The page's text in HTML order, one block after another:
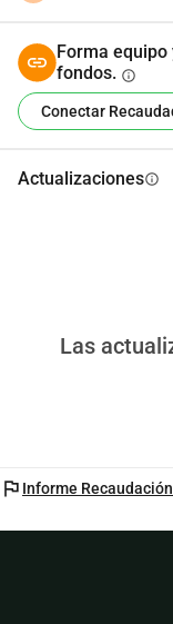
Forma
fondos. info
Conectar
Actualizacionesinfo
Las
flag Informe